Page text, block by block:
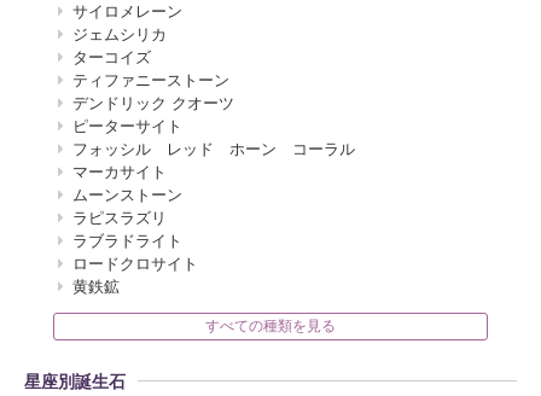
サイロメレーン
ジェムシリカ
ターコイズ
ティファニーストーン
デンドリック クオーツ
ピーターサイト
フォッシル レッド ホーン コーラル
マーカサイト
ムーンストーン
ラピスラズリ
ラブラドライト
ロードクロサイト
黄鉄鉱
すべての種類を見る
星座別誕生石